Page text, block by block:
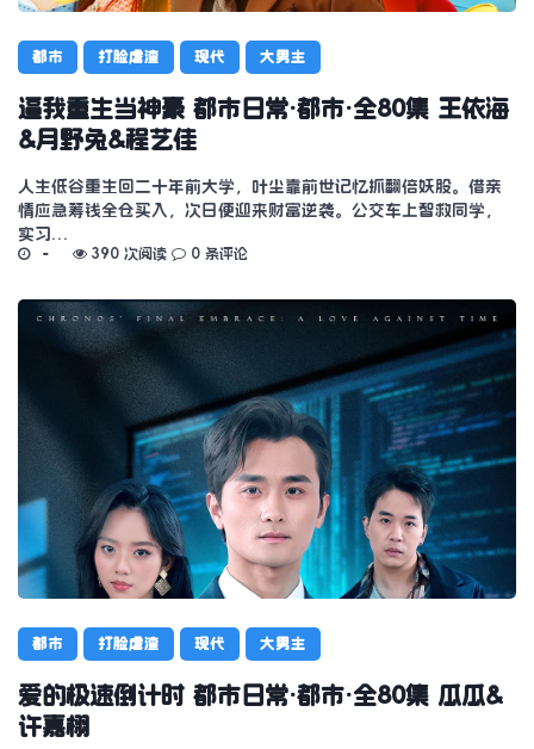
都市 打脸虐渣 现代 大男主
逼我重生当神豪 都市日常·都市·全80集 王依海
&月野兔&程艺佳
人生低谷重生回二十年前大学，叶尘靠前世记忆抓翻倍妖股。借亲
情应急筹钱全仓买入，次日便迎来财富逆袭。公交车上智救同学，
实习…
390 次阅读 0 条评论
都市 打脸虐渣 现代 大男主
爱的极速倒计时 都市日常·都市·全80集 瓜瓜&
许嘉栩